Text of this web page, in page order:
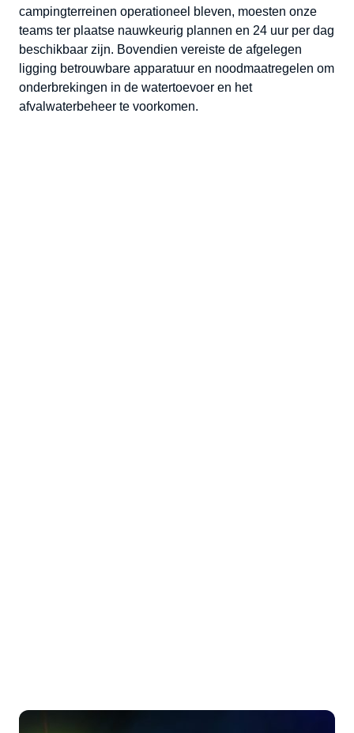
campingterreinen operationeel bleven, moesten onze
teams ter plaatse nauwkeurig plannen en 24 uur per dag
beschikbaar zijn. Bovendien vereiste de afgelegen
ligging betrouwbare apparatuur en noodmaatregelen om
onderbrekingen in de watertoevoer en het
afvalwaterbeheer te voorkomen.